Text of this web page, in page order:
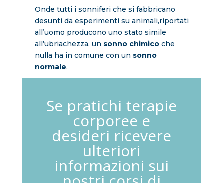
Onde tutti i sonniferi che si fabbricano
desunti da esperimenti su animali,riportati
all’uomo producono uno stato simile
all’ubriachezza, un sonno chimicoche
nulla ha in comune con un sonno
normale.
Se pratichi terapie
corporee e
desideri ricevere
ulteriori
informazioni sui